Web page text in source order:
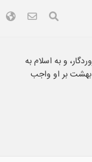
و به اسلام به
بهشت بر او واجب